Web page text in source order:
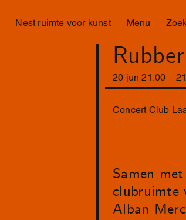
Nest ruimte voor kunst Menu
20 jun 21 :00 21
Concert Club
Samen
clubruimte
Alban